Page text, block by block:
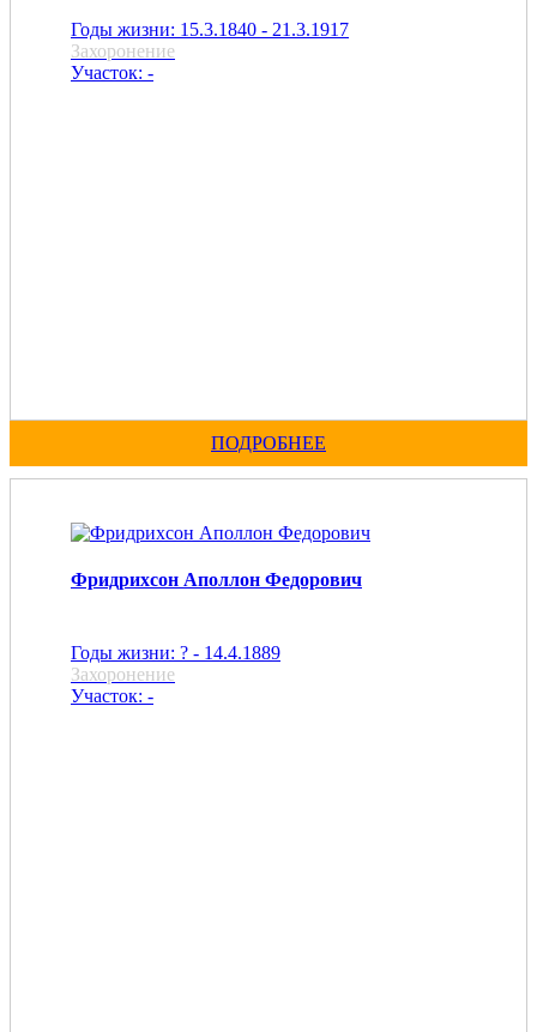
Годы жизни: 15.3.1840 - 21.3.1917
Захоронение
Участок: -
ПОДРОБНЕЕ
Фридрихсон Аполлон Федорович
Годы жизни: ? - 14.4.1889
Захоронение
Участок: -